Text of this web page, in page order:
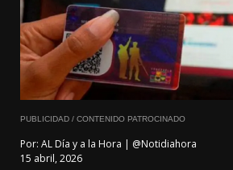
PUBLICIDAD / CONTENIDO PATROCINADO
Por: AL Día y a la Hora | @Notidiahora
15 abril, 2026